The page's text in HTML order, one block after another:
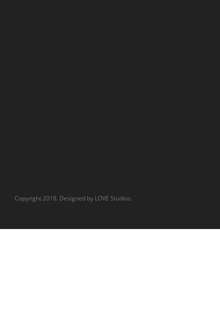
Copyright 2018. Designed by LOVE Studios.